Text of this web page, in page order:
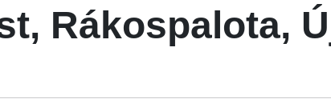
Rákospalota,